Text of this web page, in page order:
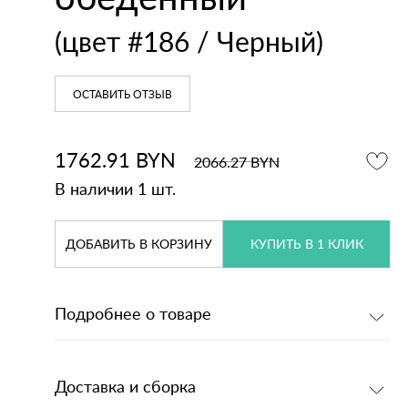
Зеркала
Умывальники
(цвет #186 / Черный)
ОСТАВИТЬ ОТЗЫВ
1762.91 BYN 2066.27BYN
В наличии 1 шт.
ДОБАВИТЬ В КОРЗИНУ КУПИТЬ В 1 КЛИК
Подробнее о товаре
Доставка и сборка